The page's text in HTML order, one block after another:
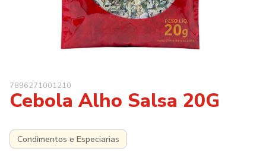
7896271001210
Cebola Alho Salsa 20G
Condimentos e Especiarias